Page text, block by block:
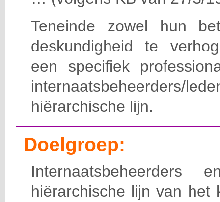
Teneinde zowel hun
deskundigheid te
een specifiek
hiërarchische lijn.
Doelgroep:
hiërarchische lijn van het